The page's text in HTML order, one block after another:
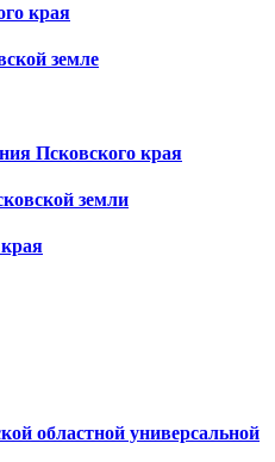
края
земле
Псковского края
земли
областной универсальной